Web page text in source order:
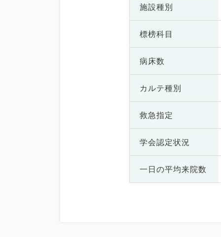
施設種別
標榜科目
病床数
カルテ種別
救急指定
学会認定状況
一日の平均来院数